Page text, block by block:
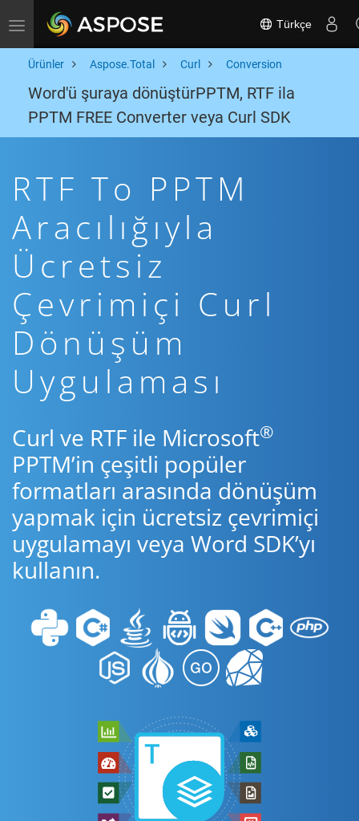
Toggle navigation Türkçe
Ürünler Aspose.Total Curl Conversion
Word'ü şuraya dönüştürPPTM, RTF ila
PPTM FREE Converter veya Curl SDK
RTF To PPTM
Aracılığıyla
Ücretsiz
Çevrimiçi Curl
Dönüşüm
Uygulaması
Curl ve RTF ile Microsoft®
PPTM’in çeşitli popüler
formatları arasında dönüşüm
yapmak için ücretsiz çevrimiçi
uygulamayı veya Word SDK’yı
kullanın.